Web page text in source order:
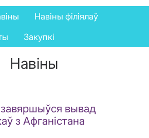
Навіны філіялаў
Закупкі
Навіны
вывад
з Афганістана